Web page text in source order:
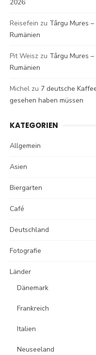
2026
Reisefein zu Târgu Mures
Rumänien
Pit Weisz zu Târgu Mures
Rumänien
Michel zu 7 deutsche
gesehen haben müssen
KATEGORIEN
Allgemein
Asien
Biergarten
Café
Deutschland
Fotografie
Länder
Dänemark
Frankreich
Italien
Neuseeland